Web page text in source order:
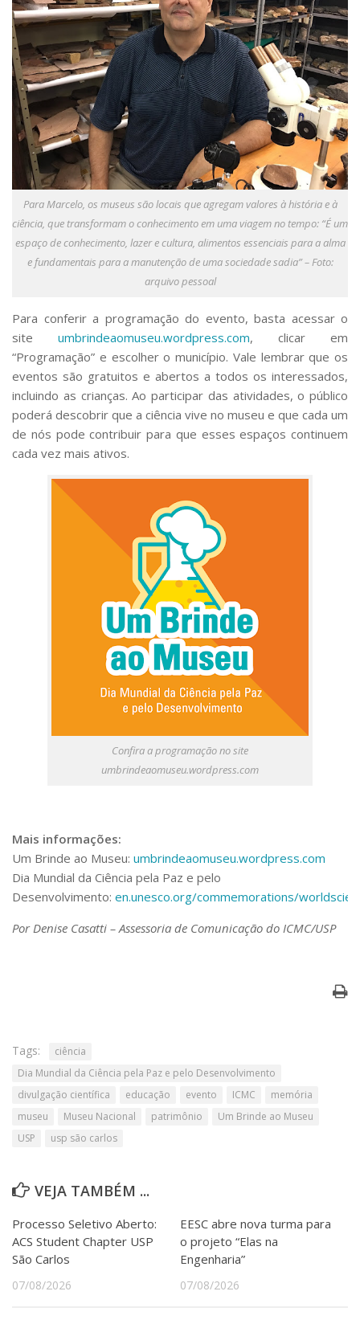
Para Marcelo, os museus são locais que agregam valores à história e à
ciência, que transformam o conhecimento em uma viagem no tempo: “É um
espaço de conhecimento, lazer e cultura, alimentos essenciais para a alma
e fundamentais para a manutenção de uma sociedade sadia” – Foto:
arquivo pessoal
Para conferir a programação do evento, basta acessar o
site umbrindeaomuseu.wordpress.com, clicar em
“Programação” e escolher o município. Vale lembrar que os
eventos são gratuitos e abertos a todos os interessados,
incluindo as crianças. Ao participar das atividades, o público
poderá descobrir que a ciência vive no museu e que cada um
de nós pode contribuir para que esses espaços continuem
cada vez mais ativos.
Confira a programação no site
umbrindeaomuseu.wordpress.com
Mais informações:
Um Brinde ao Museu: umbrindeaomuseu.wordpress.com
Dia Mundial da Ciência pela Paz e pelo
Desenvolvimento: en.unesco.org/commemorations/
Por Denise Casatti – Assessoria de Comunicação do ICMC/USP
Tags:
ciência
Dia Mundial da Ciência pela Paz e pelo Desenvolvimento
divulgação científica
educação evento ICMC
memória
museu
Museu Nacional patrimônio
Um Brinde ao Museu
USP
usp são carlos
VEJA TAMBÉM ...
Processo Seletivo Aberto:
ACS Student Chapter USP
São Carlos
07/08/2026
EESC abre nova turma para
o projeto “Elas na
Engenharia”
07/08/2026